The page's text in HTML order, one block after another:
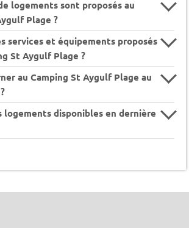
logements sont proposés au
Plage ?
services et équipements proposés
St Aygulf Plage ?
au Camping St Aygulf Plage au
logements disponibles en dernière